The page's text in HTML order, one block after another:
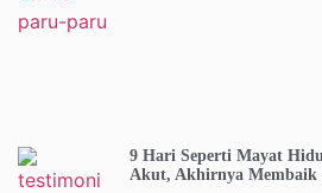
9 Hari Seperti Mayat
Akut, Akhirnya Membaik